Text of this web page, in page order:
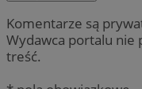
Komentarze są
Wydawca portalu nie
treść.